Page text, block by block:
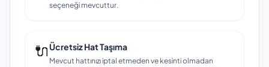
seçeneği mevcuttur.
🔌Ücretsiz Hat Taşıma
Mevcut hattınızı iptal etmeden ve kesinti olmadan